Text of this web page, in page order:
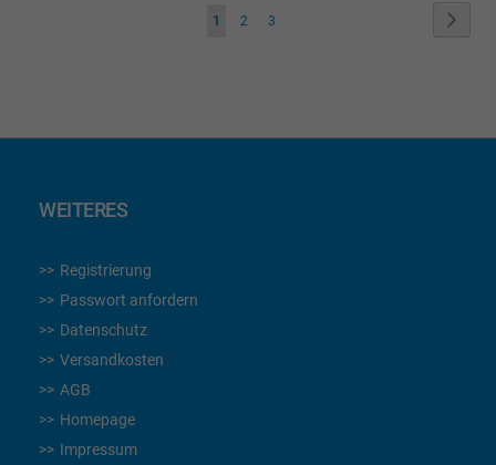
Seite
Sie
1 Seite
2 Seite
3
WEITERES
Registrierung
Passwort anfordern
Datenschutz
Versandkosten
AGB
Homepage
Impressum